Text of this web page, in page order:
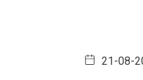
21-08-